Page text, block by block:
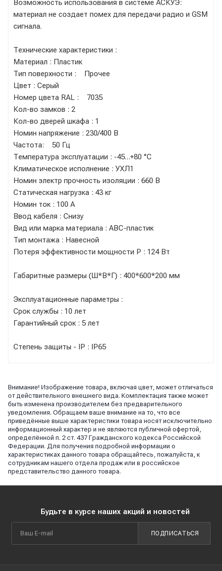
Возможность использования в системе АСКУЭ:
материал не создает помех для передачи радио и GSM
сигнала.
Технические характеристики :
Материал : Пластик
Тип поверхности : Прочее
Цвет : Серый
Номер цвета RAL : 7035
Кол-во замков : 2
Кол-во дверей шкафа : 1
Номин напряжение : 230/400 В
Частота: 50 Гц
Температура эксплуатации : -45…+80 °C
Климатическое исполнение : УХЛ1
Номин электр прочность изоляции : 660 В
Статическая нагрузка : 43 кг
Номин ток : 100 А
Ввод кабеля : Снизу
Вид или марка материала : АВС-пластик
Тип монтажа : Навесной
Потеря эффективности мощности Р : 124 Вт
Габаритные размеры (Ш*В*Г) : 400*600*200 мм
Эксплуатационные параметры :
Срок службы : 10 лет
Гарантийный срок : 5 лет
Степень защиты - IP : IP65
Внимание! Изображение товара, включая цвет, может отличаться
от действительного внешнего вида. Комплектация также может
быть изменена производителем без предварительного
уведомления. Обращаем ваше внимание на то, что все
приведённые выше характеристики товара носят исключительно
информационный характер и не являются публичной офертой,
определённой п. 2 ст. 437 Гражданского кодекса Российской
Федерации. Для получения подробной информации о
характеристиках данного товара обращайтесь, пожалуйста, к
сотрудникам нашего отдела продаж или в российское
представительство данного товара.
Будьте в курсе наших акций и новостей
ПОДПИСАТЬСЯ